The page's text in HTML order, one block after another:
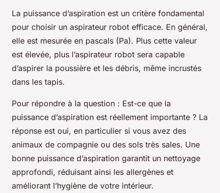
La puissance d’aspiration est un critère fondamental
pour choisir un aspirateur robot efficace. En général,
elle est mesurée en pascals (Pa). Plus cette valeur
est élevée, plus l’aspirateur robot sera capable
d’aspirer la poussière et les débris, même incrustés
dans les tapis.
Pour répondre à la question : Est-ce que la
puissance d’aspiration est réellement importante ? La
réponse est oui, en particulier si vous avez des
animaux de compagnie ou des sols très sales. Une
bonne puissance d’aspiration garantit un nettoyage
approfondi, réduisant ainsi les allergènes et
améliorant l’hygiène de votre intérieur.